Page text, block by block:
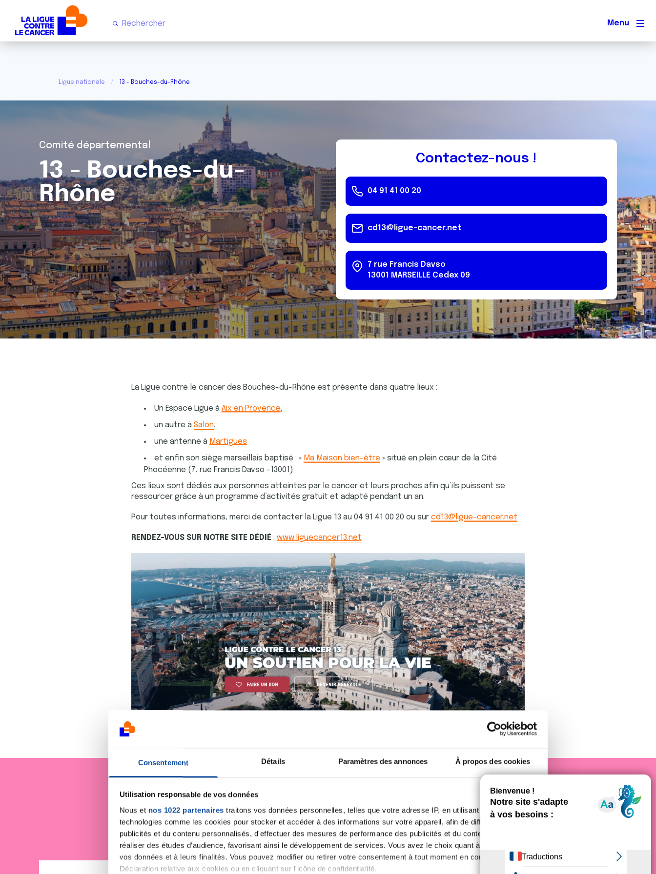
Consentement Détails Paramètres des annonces À propos des cookies
Utilisation responsable de vos données
Nous et nos 1022 partenaires traitons vos données personnelles, telles que votre adresse IP, en utilisant des
technologies comme les cookies pour stocker et accéder à des informations sur votre appareil, afin de diffuser des
publicités et du contenu personnalisés, d'effectuer des mesures de performance des publicités et du contenu, ainsi que de
réaliser des études d’audience, favorisant ainsi le développement de services. Vous avez le choix quant à l'utilisation de
vos données et à leurs finalités. Vous pouvez modifier ou retirer votre consentement à tout moment en consultant la
Déclaration relative aux cookies ou en cliquant sur l'icône de confidentialité.
Menu
Ligue nationale 13 - Bouches-du-Rhône
Comité départemental
13 - Bouches-du-
Rhône
Contactez-nous !
04 91 41 00 20
cd13@ligue-cancer.net
7 rue Francis Davso
13001
MARSEILLE Cedex 09
La Ligue contre le cancer des Bouches-du-Rhône est présente dans quatre lieux :
Un Espace Ligue à Aix en Provence,
un autre à Salon,
une antenne à Martigues
et enfin son siège marseillais baptisé : « Ma Maison bien-être » situé en plein cœur de la Cité
Phocéenne (7, rue Francis Davso -13001)
Ces lieux sont dédiés aux personnes atteintes par le cancer et leurs proches afin qu’ils puissent se
ressourcer grâce à un programme d’activités gratuit et adapté pendant un an.
Pour toutes informations, merci de contacter la Ligue 13 au 04 91 41 00 20 ou sur cd13@ligue-cancer.net
RENDEZ-VOUS SUR NOTRE SITE DÉDIÉ : www.liguecancer13.net
Je soutiens La Ligue contre le cancer